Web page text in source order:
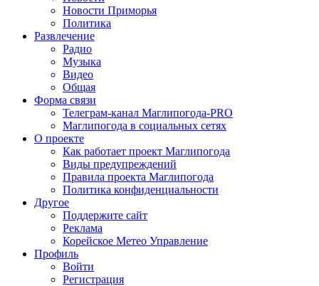
Новости Приморья
Политика
Развлечение
Радио
Музыка
Видео
Общая
Форма связи
Телеграм-канал Маглипогода-PRO
Маглипогода в социальных сетях
О проекте
Как работает проект Маглипогода
Виды предупреждений
Правила проекта Маглипогода
Политика конфиденциальности
Другое
Поддержите сайт
Реклама
Корейское Метео Управление
Профиль
Войти
Регистрация